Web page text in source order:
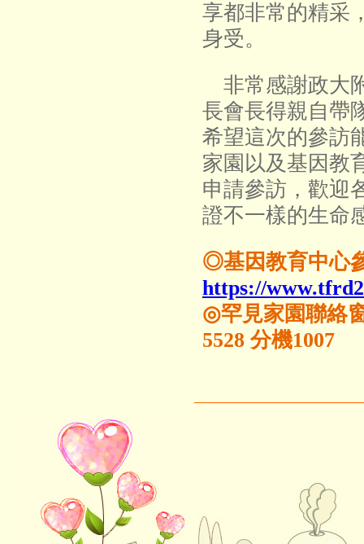
享都非常的精采
身受。
非常感謝政大
長會長得親自帶
希望這次的參訪
家園以及基因教
申請參訪，歡迎
證不一樣的生命
◎基因教育中心
https://
◎罕見家園聯絡
5528 分機1007